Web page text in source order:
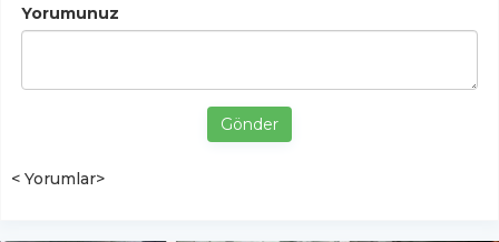
Yorumunuz
Gönder
< Yorumlar>